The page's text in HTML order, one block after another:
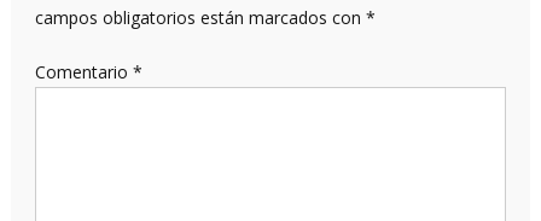
campos obligatorios están marcados con *
Comentario *